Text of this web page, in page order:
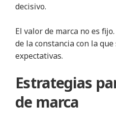
decisivo.
El valor de marca no es
de la constancia con la
expectativas.
Estrategias
de marca